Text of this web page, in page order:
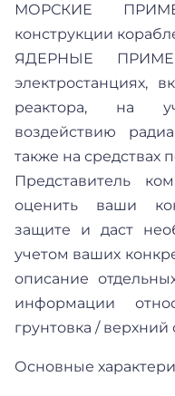
МОРСКИЕ
конструкции
ЯДЕРНЫЕ
электростанциях,
реактора, на
воздействию
также на средствах
Представитель
оценить ваши
защите и даст
учетом ваших
описание
информации
грунтовка / верхний
Основные